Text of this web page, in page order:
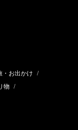
・お出かけ /
物 /